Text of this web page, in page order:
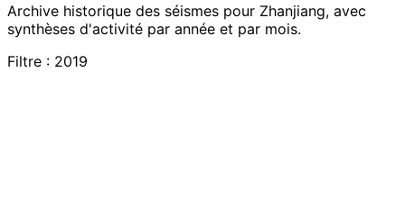
Archive historique des séismes pour Zhanjiang, avec
synthèses d'activité par année et par mois.
Filtre : 2019